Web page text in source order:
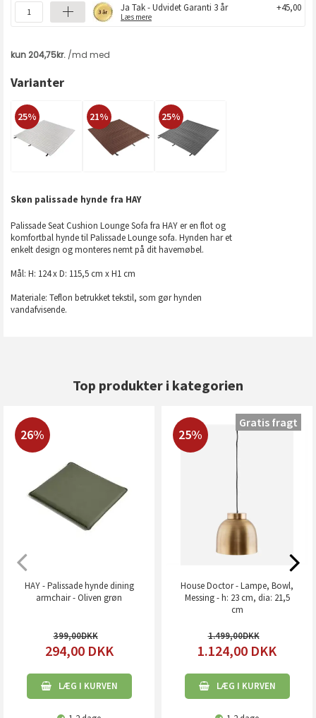
Ja Tak - Udvidet Garanti 3 år
Læs mere
+45,00
Varianter
25% 21% 25%
Skøn palissade hynde fra HAY
Palissade Seat Cushion Lounge Sofa fra HAY er en flot og
komfortbal hynde til Palissade Lounge sofa. Hynden har et
enkelt design og monteres nemt på dit havemøbel.
Mål: H: 124 x D: 115,5 cm x H1 cm
Materiale: Teflon betrukket tekstil, som gør hynden
vandafvisende.
Top produkter i kategorien
26%
HAY - Palissade hynde dining
armchair - Oliven grøn
399,00
294,00 DKK
LÆG I KURVEN
25%
House Doctor - Lampe, Bowl,
Messing - h: 23 cm, dia: 21,5
cm
1.499,00
1.124,00 DKK
LÆG I KURVEN
Gratis fragt